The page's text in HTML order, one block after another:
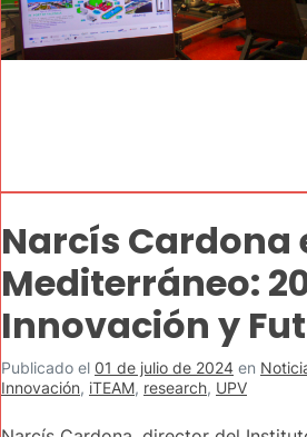
Narcís Cardona
Mediterráneo:
Innovación y
Publicado el 01 de julio de 2024 en
Innovación, iTEAM, research, UPV